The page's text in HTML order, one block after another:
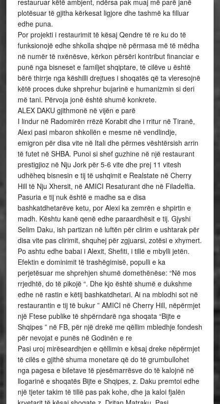
restauruar këtë ambjent, ndërsa pak muaj më parë janë
plotësuar të gjitha kërkesat ligjore dhe tashmë ka filluar
edhe puna.
Por projekti i restaurimit të kësaj Qendre të re ku do të
funksionojë edhe shkolla shqipe në përmasa më të mëdha
në numër të nxënësve, kërkon përsëri kontribut financiar e
punë nga bisneset e familjet shqiptare, të cilëve u është
bërë thirrje nga këshilli drejtues i shoqatës që ta vleresojnë
këtë proces duke shprehur bujarinë e humanizmin si deri
më tani. Përvoja jonë është shumë konkrete.
ALEX DAKU gjithmonë në vijën e parë
I lindur në Radomirën rrëzë Korabit dhe i rritur në Tiranë,
Alexi pasi mbaron shkollën e mesme në vendlindje,
emigron për disa vite në Itali dhe përmes vështërsish arrin
të futet në SHBA. Punoi si shef guzhine në një restaurant
prestigjioz në Nju Jork për 5-6 vite dhe prej 11 vitesh
udhëheq bisnesin e tij të ushqimit e Realstate në Cherry
Hill të Nju Xhersit, në AMICI Resaturant dhe në Filadelfia.
Pasuria e tij nuk është e madhe sa e disa
bashkatdhetarëve ketu, por Alexi ka zemrën e shpirtin e
madh. Kështu kanë qenë edhe paraardhësit e tij. Gjyshi
Selim Daku, ish partizan në luftën për clirim e ushtarak për
disa vite pas clirimit, shquhej për zgjuarsi, zotësi e xhymert.
Po ashtu edhe babai i Alexit, Shefiti, i tillë e mbylli jetën.
Efektin e dominimit të trashëgimisë, populli e ka
perjetësuar me shprehjen shumë domethënëse: “Në mos
rrjedhtë, do të pikojë “. Dhe kjo është shumë e dukshme
edhe në rastin e këtij bashkatdhetari. Ai na mblodhi sot në
restaurantin e tij të bukur ” AMICI në Cherry Hill, nëpërmjet
një Ftese publike të shpërndarë nga shoqata “Bijte e
Shqipes ” në FB, për një drekë me qëllim mbledhje fondesh
për nevojat e punës në Godinën e re
Pasi uroj mirëseardhjen e qëllimin e kësaj dreke nëpërmjet
të cilës e gjithë shuma monetare që do të grumbullohet
nga pagesa e biletave të pjesëmarrësve do të kalojnë në
llogarinë e shoqatës Bijte e Shqipes, z. Daku premtoi edhe
një tjeter takim të tillë pas pak kohe, dhe ja kaloi fjalën